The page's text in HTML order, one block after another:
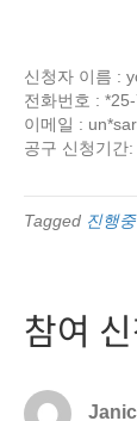
신청자 이름 :
전화번호 :
이메일 :
공구 신청기간
Tagged 진행중
참여